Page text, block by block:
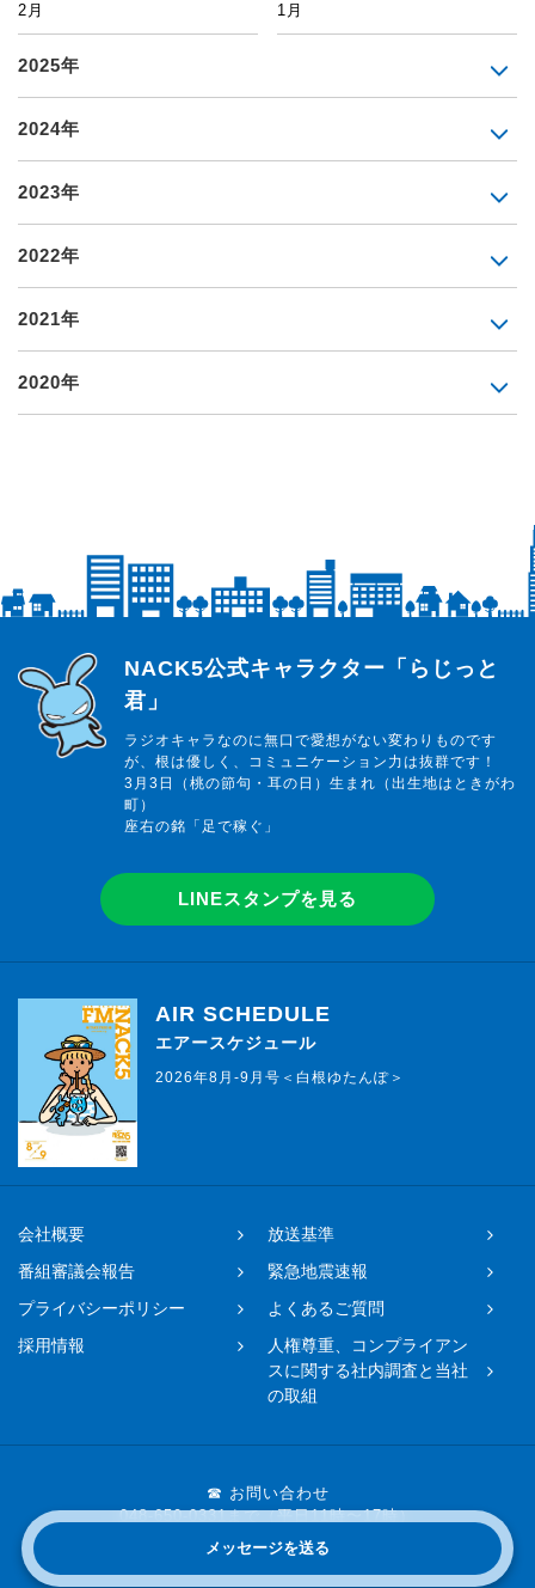
2月 1月
2025年
2024年
2023年
2022年
2021年
2020年
メッセージを送る
らじっと君
NACK5公式キャラクター「らじっと
君」
ラジオキャラなのに無口で愛想がない変わりものです
が、根は優しく、コミュニケーション力は抜群です！
3月3日（桃の節句・耳の日）生まれ（出生地はときがわ
町）
座右の銘「足で稼ぐ」
LINEスタンプを見る
AIR SCHEDULE
エアースケジュール
2026年8月-9月号＜白根ゆたんぽ＞
会社概要
放送基準
番組審議会報告
緊急地震速報
プライバシーポリシー
よくあるご質問
採用情報
人権尊重、コンプライアン
スに関する社内調査と当社
の取組
☎ お問い合わせ
048-650-0331まで（平日11時〜17時）
Copyright © 2019 FM NACK5 All rights reserved.